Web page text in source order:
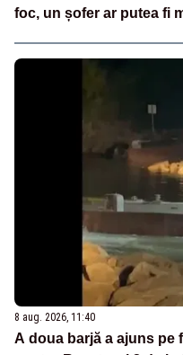
foc, un șofer ar putea fi
8 aug. 2026, 11:40
A doua barjă a ajuns pe